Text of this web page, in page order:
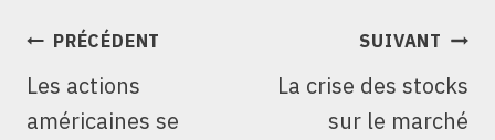
NAVIGATION
L’ARTICLE
PRÉCÉDENT
Les actions
américaines se
SUIVANT
La crise des stocks
sur le marché